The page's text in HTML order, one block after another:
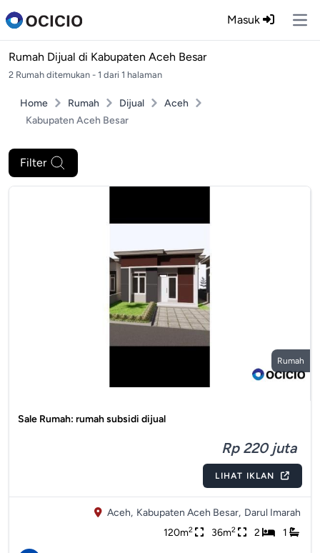
Masuk
Rumah Dijual di Kabupaten Aceh Besar
2 Rumah ditemukan - 1 dari 1 halaman
Home Rumah Dijual
Aceh
Kabupaten Aceh Besar
Filter
Rumah
Sale Rumah: rumah subsidi dijual
Rp 220 juta
LIHAT IKLAN
Aceh, Kabupaten Aceh Besar, Darul Imarah
120m2 36m2 2 1